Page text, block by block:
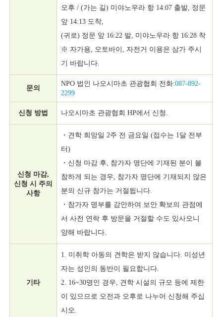
오후 / (가는 길) 미야노우라 항 14:07 출발, 정문
앞 14:13 도착,
(귀로) 정문 앞 16:22 발, 미야노우라 항 16:28 착
※ 자가용, 오토바이, 자전거 이용은 삼가 주시
기 바랍니다.
문의
NPO 법인 나오시마초 관광협회 전화:087-892-
2299
신청 방법 나오시마초 관광협회 HP에서 신청.
신청 마감,
신청 시 주의
사항
・견학 희망일 2주 전 금요일 (접수는 1달 전부
터)
・신청 마감 후, 참가자 명단에 기재된 분이 불
참하게 되는 경우, 참가자 명단에 기재되지 않은
분의 신규 참가는 거절됩니다.
・참가자 명부를 감안하여 보안 확보의 관점에
서 사전 연락 후 방문을 거절할 수도 있사오니
양해 바랍니다.
기타
1. 미취학 아동의 견학은 받지 않습니다. 미성년
자는 성인의 동반이 필요합니다.
2. 16~30명인 경우, 견학 시설의 규모 등에 제한
이 있으므로 오전과 오후로 나누어 신청해 주십
시오.